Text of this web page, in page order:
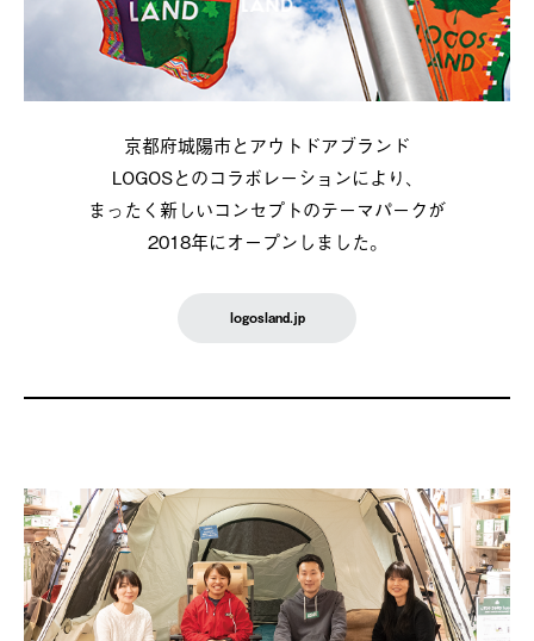
京都府城陽市とアウトドアブランド
LOGOSとのコラボレーションにより、
まったく新しいコンセプトのテーマパークが
2018年にオープンしました。
logosland.jp